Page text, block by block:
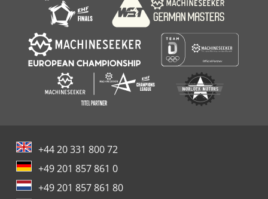
Case Ih Stx 530
+44 20 331 800 72
+49 201 857 861 0
+49 201 857 861 80